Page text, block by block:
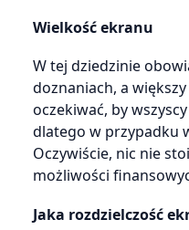
Wielkość ekranu
W tej dziedzinie
doznaniach, a
oczekiwać, by
dlatego w przypadku
Oczywiście, nic nie
możliwości
Jaka rozdzielczość